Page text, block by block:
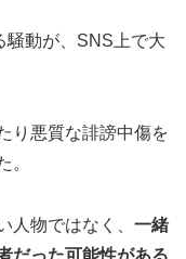
騒動が、SNS上で大
り悪質な誹謗中傷を
。
人物ではなく、 一緒
だった可能性がある